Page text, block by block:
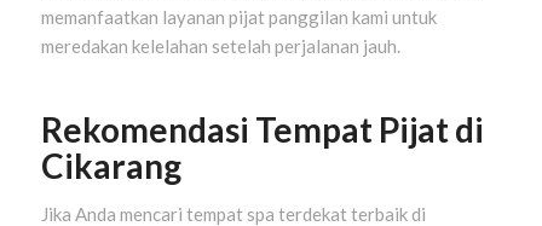
memanfaatkan layanan pijat panggilan kami untuk
meredakan kelelahan setelah perjalanan jauh.
Rekomendasi Tempat Pijat di
Cikarang
Jika Anda mencari tempat spa terdekat terbaik di